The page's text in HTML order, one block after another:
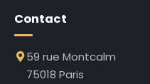
Contact
59 rue Montcalm
75018 Paris